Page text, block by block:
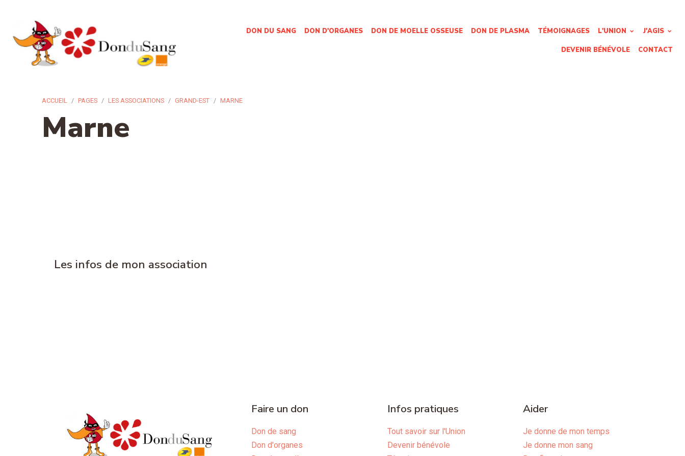
DON DU SANG DON D'ORGANES DON DE MOELLE OSSEUSE DON DE PLASMA TÉMOIGNAGES L'UNION J'AGIS
DEVENIR BÉNÉVOLE CONTACT
ACCUEIL PAGES LES ASSOCIATIONS GRAND-EST MARNE
Marne
Les infos de mon association
Faire un don
Don de sang
Don d'organes
Infos pratiques
Tout savoir sur l'Union
Devenir bénévole
Aider
Je donne de mon temps
Je donne mon sang